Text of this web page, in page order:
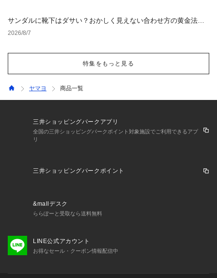
サンダルに靴下はダサい？おかしく見えない合わせ方の黄金法則
と男女別おすすめコーデ
2026/8/7
特集をもっと見る
ヤマヨ 商品一覧
三井ショッピングパークアプリ
全国の三井ショッピングパークポイント対象施設でご利用できるアプ
リ
三井ショッピングパークポイント
&mallデスク
ららぽーと受取なら送料無料
LINE公式アカウント
お得なセール・クーポン情報配信中